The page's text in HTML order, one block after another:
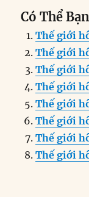
a
c
e
b
o
o
k
n
k
e
d
I
n
Có Thể
Thế giới
Thế giới
Thế giới
Thế giới
Thế giới
Thế giới
Thế giới
Thế giới